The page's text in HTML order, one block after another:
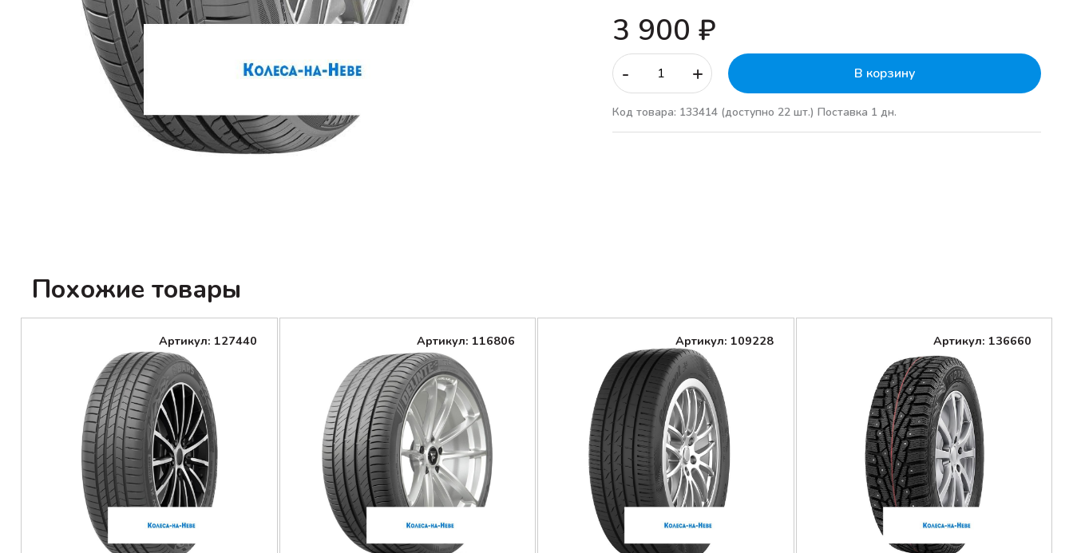
3 900 ₽
- + В корзину
Код товара: 133414 (доступно 22 шт.) Поставка 1 дн.
Похожие товары
Артикул: 127440 Артикул: 116806 Артикул: 109228 Артикул: 136660